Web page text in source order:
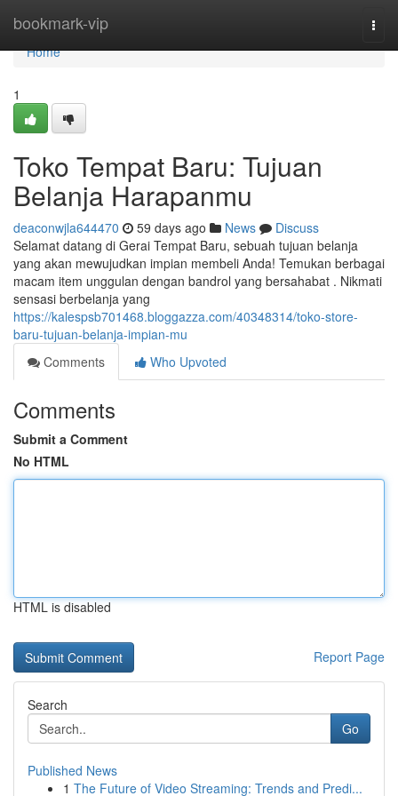
bookmark-vip
Home
Home
1
Toko Tempat Baru: Tujuan
Belanja Harapanmu
deaconwjla644470 59 days ago News
Discuss
Selamat datang di Gerai Tempat Baru, sebuah tujuan belanja
yang akan mewujudkan impian membeli Anda! Temukan berbagai
macam item unggulan dengan bandrol yang bersahabat . Nikmati
sensasi berbelanja yang
https://kalespsb701468.bloggazza.com/40348314/toko-store-
baru-tujuan-belanja-impian-mu
Comments
Who Upvoted
Comments
Submit a Comment
No HTML
HTML is disabled
Report Page
Search
Go
Published News
1 The Future of Video Streaming: Trends and Predi...